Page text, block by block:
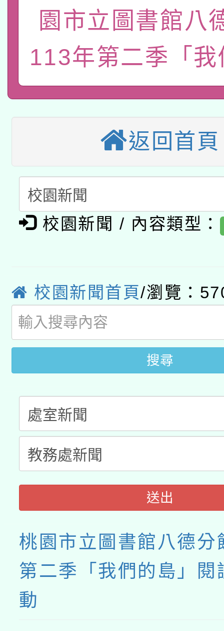
pilot」
薪期間赴陸應申請許可
轉知經濟部水利署委託
業技術研究院辦理「
用水績優單位及節水達
115年8月22日(星期六
本校115學年度第2次
招甄選結果公告(無人
適應運動共學行動站研
本館辦理115年度閱讀
暨閱讀推動專業研習
科技賦能─人工智慧
礎課程
A3數位素養講師名單
「數位內容與教學軟
薪期間赴陸應申請許可
業技術研究院辦理「
用水績優單位及節水達
115年8月22日(星期六
桃園市孔廟祈福系列
開 智慧啟航」
2026年桃園地景藝術
園市立圖書館八
113年第二季「
返回首頁
校園新聞 / 內容類型：
校園新聞首頁/瀏覽：
搜尋
送出
桃園市立圖書館八德
第二季「我們的島」閱
動